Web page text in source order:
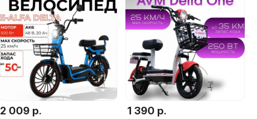
2 009 р. 1 390 р.